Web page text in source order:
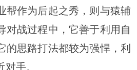
帮作为后起之秀，则与猿辅
对战过程中，它善于利用自
的思路打法都较为强悍，利
手。